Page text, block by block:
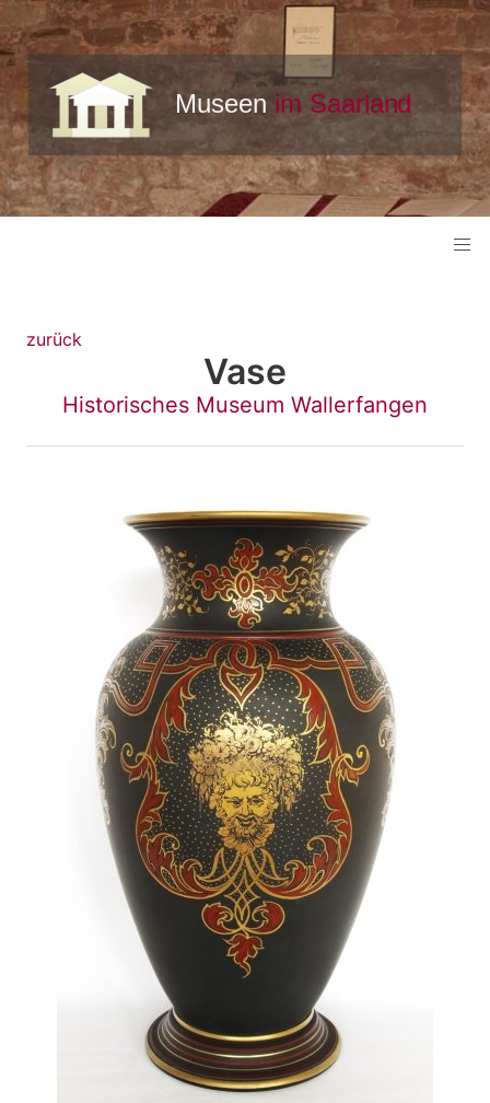
zurück
Vase
Historisches Museum Wallerfangen